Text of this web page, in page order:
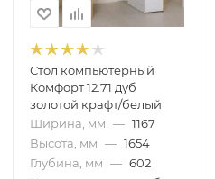
Стол компьютерный
Комфорт 12.71 дуб
золотой крафт/белый
Ширина, мм — 1167
Высота, мм — 1654
Глубина, мм — 602